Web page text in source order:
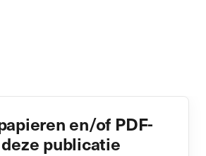
en/of PDF-
publicatie